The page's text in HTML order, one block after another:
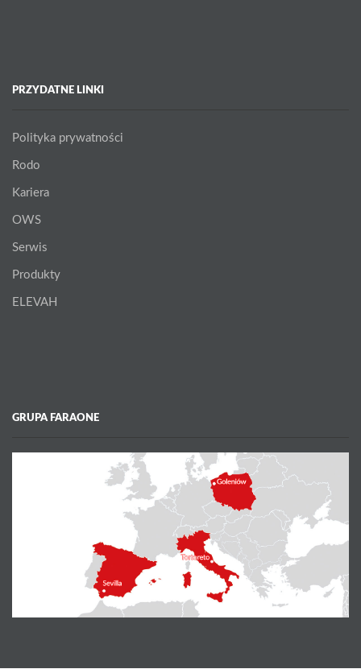
PRZYDATNE LINKI
Polityka prywatności
Rodo
Kariera
OWS
Serwis
Produkty
ELEVAH
GRUPA FARAONE